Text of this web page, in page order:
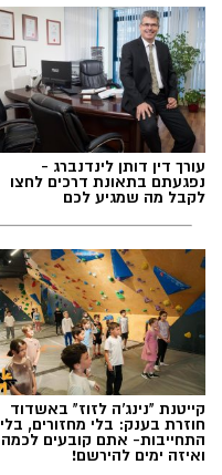
עורך דין דותן לינדנברג -
נפגעתם בתאונת דרכים לחצו
לקבל מה שמגיע לכם
קייטנת "נינג'ה לזוז" באשדוד
חוזרת בענק: בלי מחזורים, בלי
התחייבות- אתם קובעים לכמה
ואיזה ימים להירשם!